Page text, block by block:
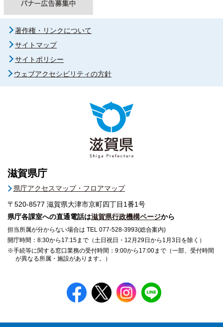
著作権・リンクについて
サイトマップ
サイトポリシー
ウェブアクセシビリティの方針
滋賀県庁
県庁アクセスマップ・フロアマップ
〒520-8577 滋賀県大津市京町四丁目1番1号
県庁各課室への直通電話は滋賀県行政機構ページから
担当所属が分からない場合は TEL 077-528-3993(総合案内)
開庁時間：8:30から17:15まで（土日祝日・12月29日から1月3日を除く）
※手続等に関する窓口業務の受付時間：9:00から17:00まで（一部、受付時間
が異なる所属・施設があります。）